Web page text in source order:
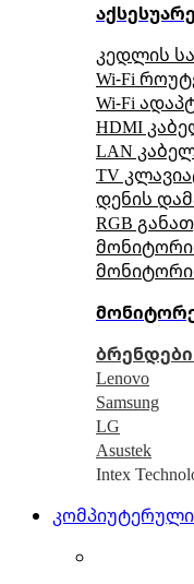
კედლის
Wi-Fi
Wi-Fi
HDMI
LAN
TV
დენის
RGB
ბრენდები
Lenovo
Samsung
LG
Asustek
Intex
კომპიუტერული